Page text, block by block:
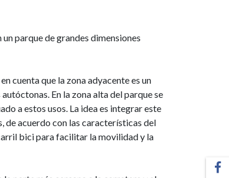
parque de grandes dimensiones
cuenta que la zona adyacente es un
En la zona alta del parque se
a estos usos. La idea es integrar este
de acuerdo con las características del
bici para facilitar la movilidad y la